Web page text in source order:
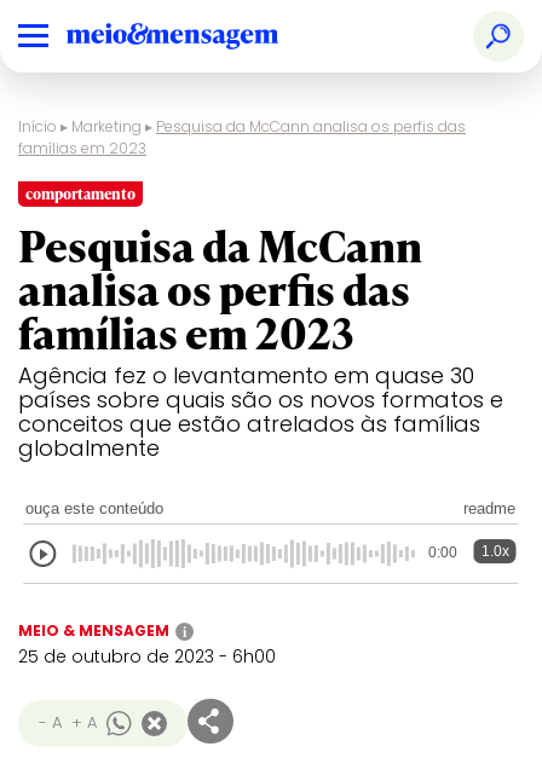
Início ▸ Marketing ▸ Pesquisa da McCann analisa os perfis das
famílias em 2023
comportamento
Pesquisa da McCann
analisa os perfis das
famílias em 2023
Agência fez o levantamento em quase 30
países sobre quais são os novos formatos e
conceitos que estão atrelados às famílias
globalmente
ouça este conteúdo readme
0:00 1.0x
MEIO & MENSAGEM i
25 de outubro de 2023 - 6h00
- A + A